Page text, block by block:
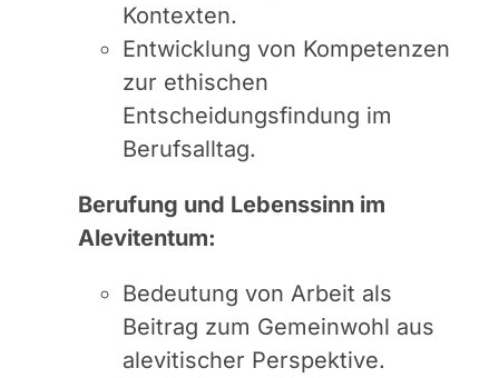
Kontexten.
Entwicklung von Kompetenzen
zur ethischen
Entscheidungsfindung im
Berufsalltag.
Berufung und Lebenssinn im
Alevitentum:
Bedeutung von Arbeit als
Beitrag zum Gemeinwohl aus
alevitischer Perspektive.